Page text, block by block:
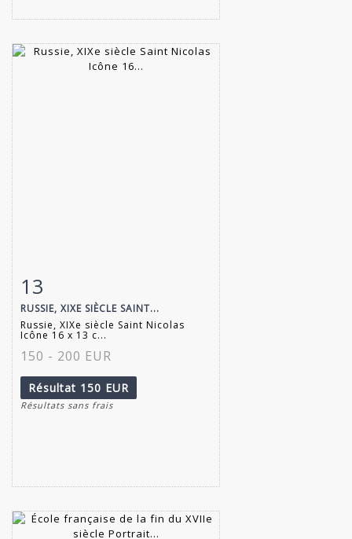
Fiche détaillée
13
RUSSIE, XIXE SIÈCLE SAINT...
Russie, XIXe siècle Saint Nicolas
Icône 16 x 13 c...
150 - 200 EUR
Résultat 150 EUR
Résultats sans frais